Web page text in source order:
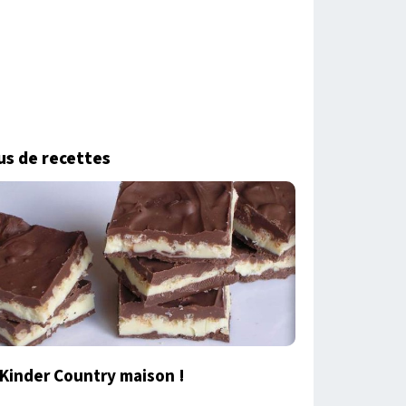
de recettes
Kinder Country maison !